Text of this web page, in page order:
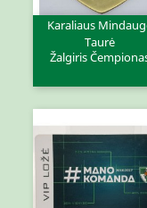
Karaliaus
Taurė
Žalgiris